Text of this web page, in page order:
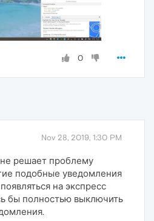
0
Nov 28, 2019, 1:30 PM
не решает проблему
подобные уведомления
на экспресс
бы полностью выключить